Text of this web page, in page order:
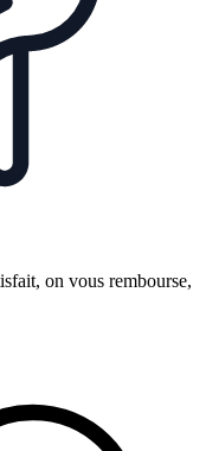
on vous rembourse,